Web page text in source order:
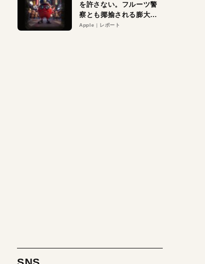
を許さない。フルーツ警
察とも揶揄される膨大な
異議申し立て。対象は非
Apple レポート